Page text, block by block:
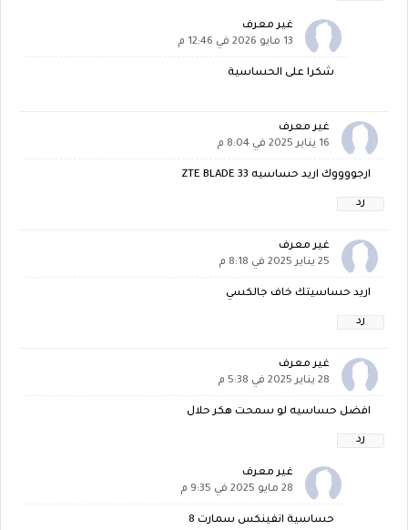
غير معرف
13 مايو 2026 في 12:46 م
شكرا على الحساسية
غير معرف
16 يناير 2025 في 8:04 م
ارجووووك اريد حساسيه ZTE BLADE 33
رد
غير معرف
25 يناير 2025 في 8:18 م
اريد حساسيتك خاف جالكسي
رد
غير معرف
28 يناير 2025 في 5:38 م
افضل حساسيه لو سمحت هكر حلال
رد
غير معرف
28 مايو 2025 في 9:35 م
حساسية انفينكس سمارت 8